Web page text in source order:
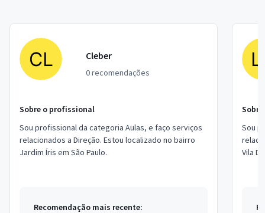
Cleber
0 recomendações
Sobre o profissional
Sou profissional da categoria Aulas, e faço serviços
relacionados a Direção. Estou localizado no bairro
Jardim Íris em São Paulo.
Recomendação mais recente:
Sou
Vila